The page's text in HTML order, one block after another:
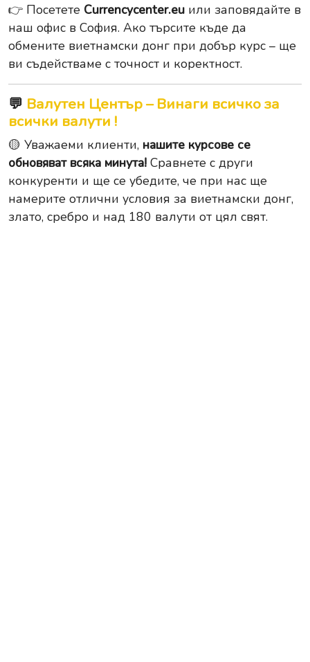
👉 Посетете Currencycenter.eu или заповядайте в
наш офис в София. Ако търсите къде да
обмените виетнамски донг при добър курс – ще
ви съдействаме с точност и коректност.
💬 Валутен Център – Винаги всичко за
всички валути !
🟡 Уважаеми клиенти, нашите курсове се
обновяват всяка минута! Сравнете с други
конкуренти и ще се убедите, че при нас ще
намерите отлични условия за виетнамски донг,
злато, сребро и над 180 валути от цял свят.